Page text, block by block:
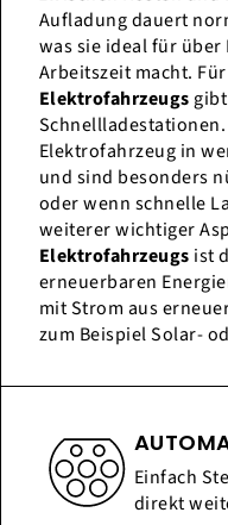
Aufladung dauert
was sie ideal für
Arbeitszeit macht.
Elektrofahrzeugs
Elektrofahrzeug in
und sind besonders
oder wenn schnelle
weiterer wichtiger
Elektrofahrzeugs ist
erneuerbaren
mit Strom aus
zum Beispiel Solar-
Einfach
direkt